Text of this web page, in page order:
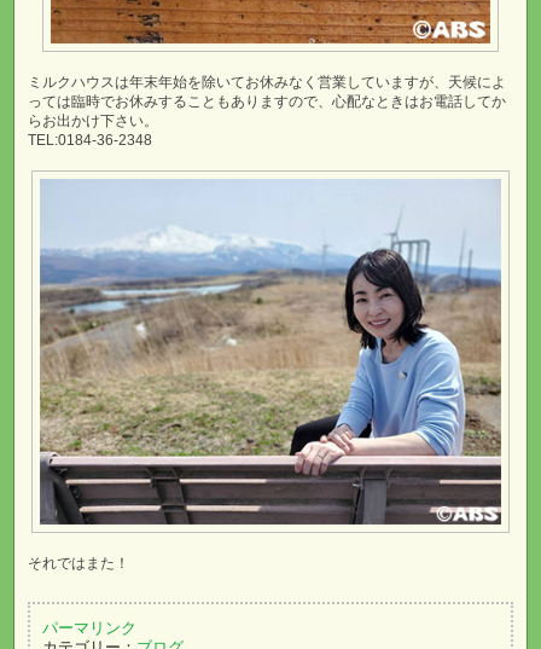
ミルクハウスは年末年始を除いてお休みなく営業していますが、天候によ
っては臨時でお休みすることもありますので、心配なときはお電話してか
らお出かけ下さい。
TEL:0184-36-2348
それではまた！
パーマリンク